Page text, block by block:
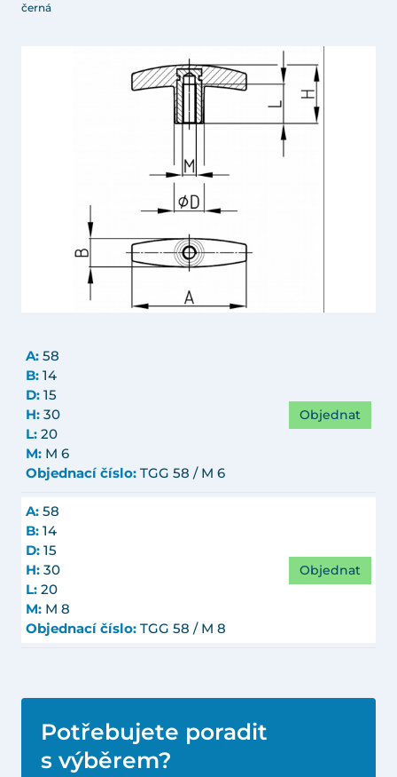
černá
A: 58
B: 14
D: 15
H: 30
L: 20
M: M 6
Objednací číslo: TGG 58 / M 6
Objednat
A: 58
B: 14
D: 15
H: 30
L: 20
M: M 8
Objednací číslo: TGG 58 / M 8
Objednat
Potřebujete poradit
s výběrem?